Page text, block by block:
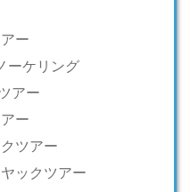
ー
ーケリング
アー
ー
ツアー
ックツアー